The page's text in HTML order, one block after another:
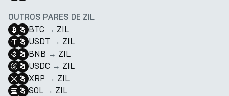
OUTROS PARES DE ZIL
BTC → ZIL
USDT → ZIL
BNB → ZIL
USDC → ZIL
XRP → ZIL
SOL → ZIL